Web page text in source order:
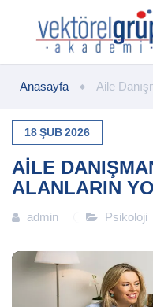
Anasayfa Aile
18ŞUB2026
AILE
ALANLARIN
admin Psikoloji